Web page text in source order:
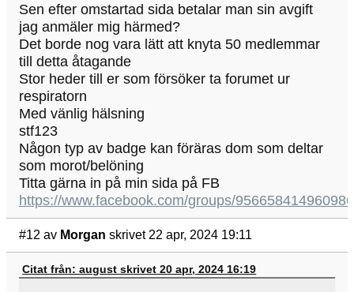
Sen efter omstartad sida betalar man sin avgift
jag anmäler mig härmed?
Det borde nog vara lätt att knyta 50 medlemmar
till detta åtagande
Stor heder till er som försöker ta forumet ur
respiratorn
Med vänlig hälsning
stf123
Någon typ av badge kan föräras dom som deltar
som morot/belöning
Titta gärna in på min sida på FB
https://www.facebook.com/groups/956658414960986
#12 av Morgan skrivet 22 apr, 2024 19:11
Citat från: august skrivet 20 apr, 2024 16:19